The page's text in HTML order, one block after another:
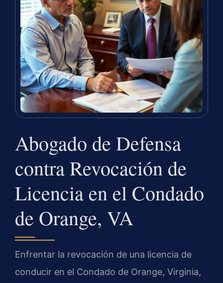
Abogado de Defensa
contra Revocación de
Licencia en el Condado
de Orange, VA
Enfrentar la revocación de una licencia de
conducir en el Condado de Orange, Virginia,